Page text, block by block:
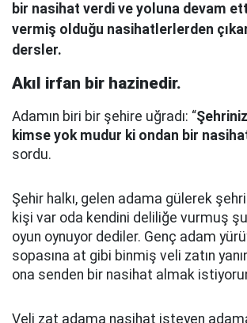
bir nasihat verdi ve yoluna devam
vermiş olduğu nasihatlerlerden
dersler.
Akıl irfan bir hazinedir.
Adamın biri bir şehire uğradı: “
kimse yok mudur ki ondan bir
sordu.
Şehir halkı, gelen adama gülerek
kişi var oda kendini deliliğe vurmuş
oyun oynuyor dediler. Genç adam
sopasına at gibi binmiş veli zatın
ona senden bir nasihat almak
Veli zat adama nasihat isteyen